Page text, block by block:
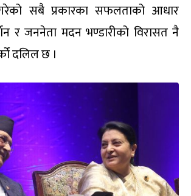
सबै प्रकारका सफलताको आधार
र जननेता मदन भण्डारीको विरासत नै
दलिल छ ।